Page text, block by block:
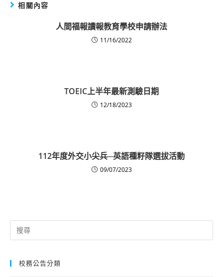
相關內容
人間福報讀報教育學校申請辦法
11/16/2022
TOEIC上半年最新測驗日期
12/18/2023
112年度外交小尖兵─英語種籽隊選拔活動
09/07/2023
Search
for:
校務公告分類